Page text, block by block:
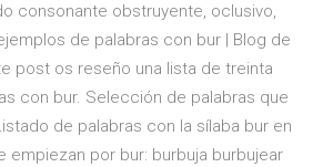
consonante obstruyente, oclusivo,
de palabras con bur | Blog de
post os reseño una lista de treinta
con bur. Selección de palabras que
de palabras con la sílaba bur en
empiezan por bur: burbuja burbujear